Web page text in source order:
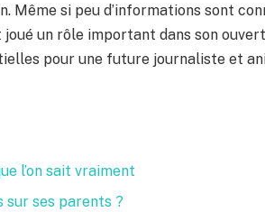
Même si peu d’informations sont
un rôle important dans son
pour une future journaliste et
l’on sait vraiment
sur ses parents ?